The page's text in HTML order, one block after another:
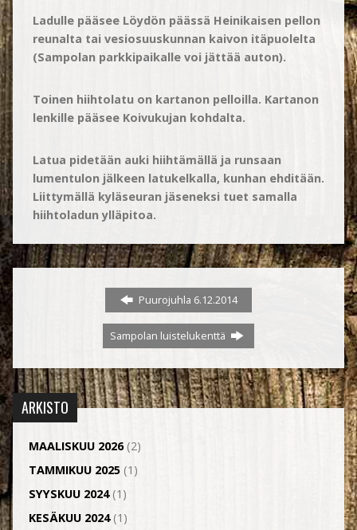
Ladulle pääsee Löydön päässä Heinikaisen pellon
reunalta tai vesiosuuskunnan kaivon itäpuolelta
(Sampolan parkkipaikalle voi jättää auton).
Toinen hiihtolatu on kartanon pelloilla. Kartanon
lenkille pääsee Koivukujan kohdalta.
Latua pidetään auki hiihtämällä ja runsaan
lumentulon jälkeen latukelkalla, kunhan ehditään.
Liittymällä kyläseuran jäseneksi tuet samalla
hiihtoladun ylläpitoa.
Puurojuhla 6.12.2014
Sampolan luistelukenttä
ARKISTO
MAALISKUU 2026(2)
TAMMIKUU 2025(1)
SYYSKUU 2024(1)
KESÄKUU 2024(1)